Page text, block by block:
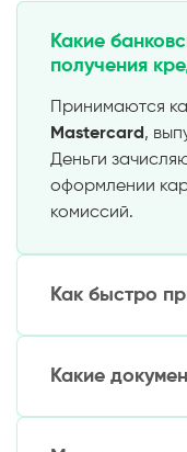
Какие
получения
Принимаются
Mastercard ,
Деньги
оформлении
комиссий.
Как быстро
От 5 минут до 1
за 2–15 минут
данных.
Какие
Толькопаспорт